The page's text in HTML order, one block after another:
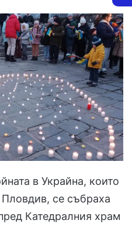
в Украйна, които
се събраха
Катедралния храм